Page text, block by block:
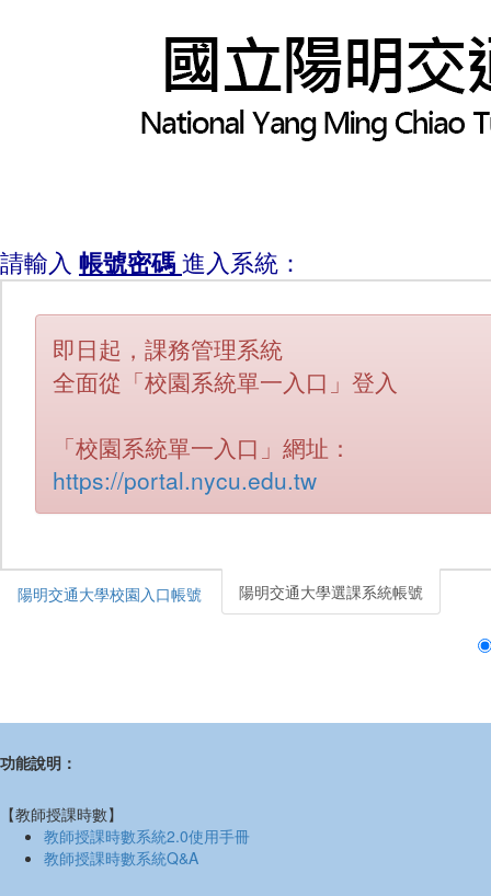
請輸入 帳號密碼進入系統：
即日起，課務管理系統
全面從「校園系統單一入口」登入
「校園系統單一入口」網址：
https://portal.nycu.edu.tw
陽明交通大學校園入口帳號 陽明交通大學選課系統帳號
功能說明：
【教師授課時數】
教師授課時數系統2.0使用手冊
教師授課時數系統Q&A